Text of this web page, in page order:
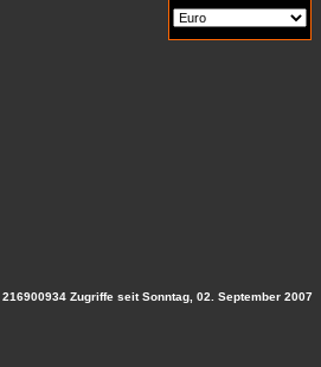
216900934 Zugriffe seit Sonntag, 02. September 2007